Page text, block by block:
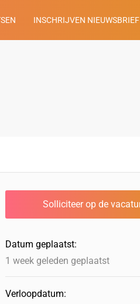
INSCHRIJVEN NIEUWSBRIEF
Datum geplaatst:
1 week geleden geplaatst
Verloopdatum: